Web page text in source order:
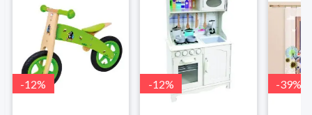
-12% -12% -39%